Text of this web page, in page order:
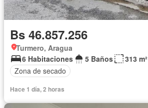
Bs 46.857.256
Turmero, Aragua
6 Habitaciones
5 Baños
313 m²
Zona de secado
Hace 1 día, 2 horas